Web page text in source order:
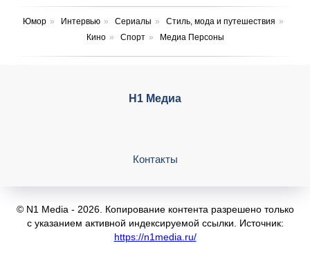
Юмор » Интервью » Сериалы » Стиль, мода и путешествия »
Кино » Спорт » Медиа Персоны
Н1 Медиа
Контакты
© N1 Media - 2026. Копирование контента разрешено только
с указанием активной индексируемой ссылки. Источник:
https://n1media.ru/